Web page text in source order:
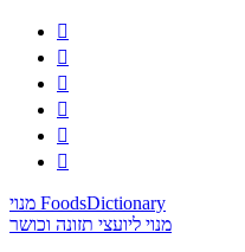






מנוי FoodsDictionary
מנוי ליועצי תזונה וכושר